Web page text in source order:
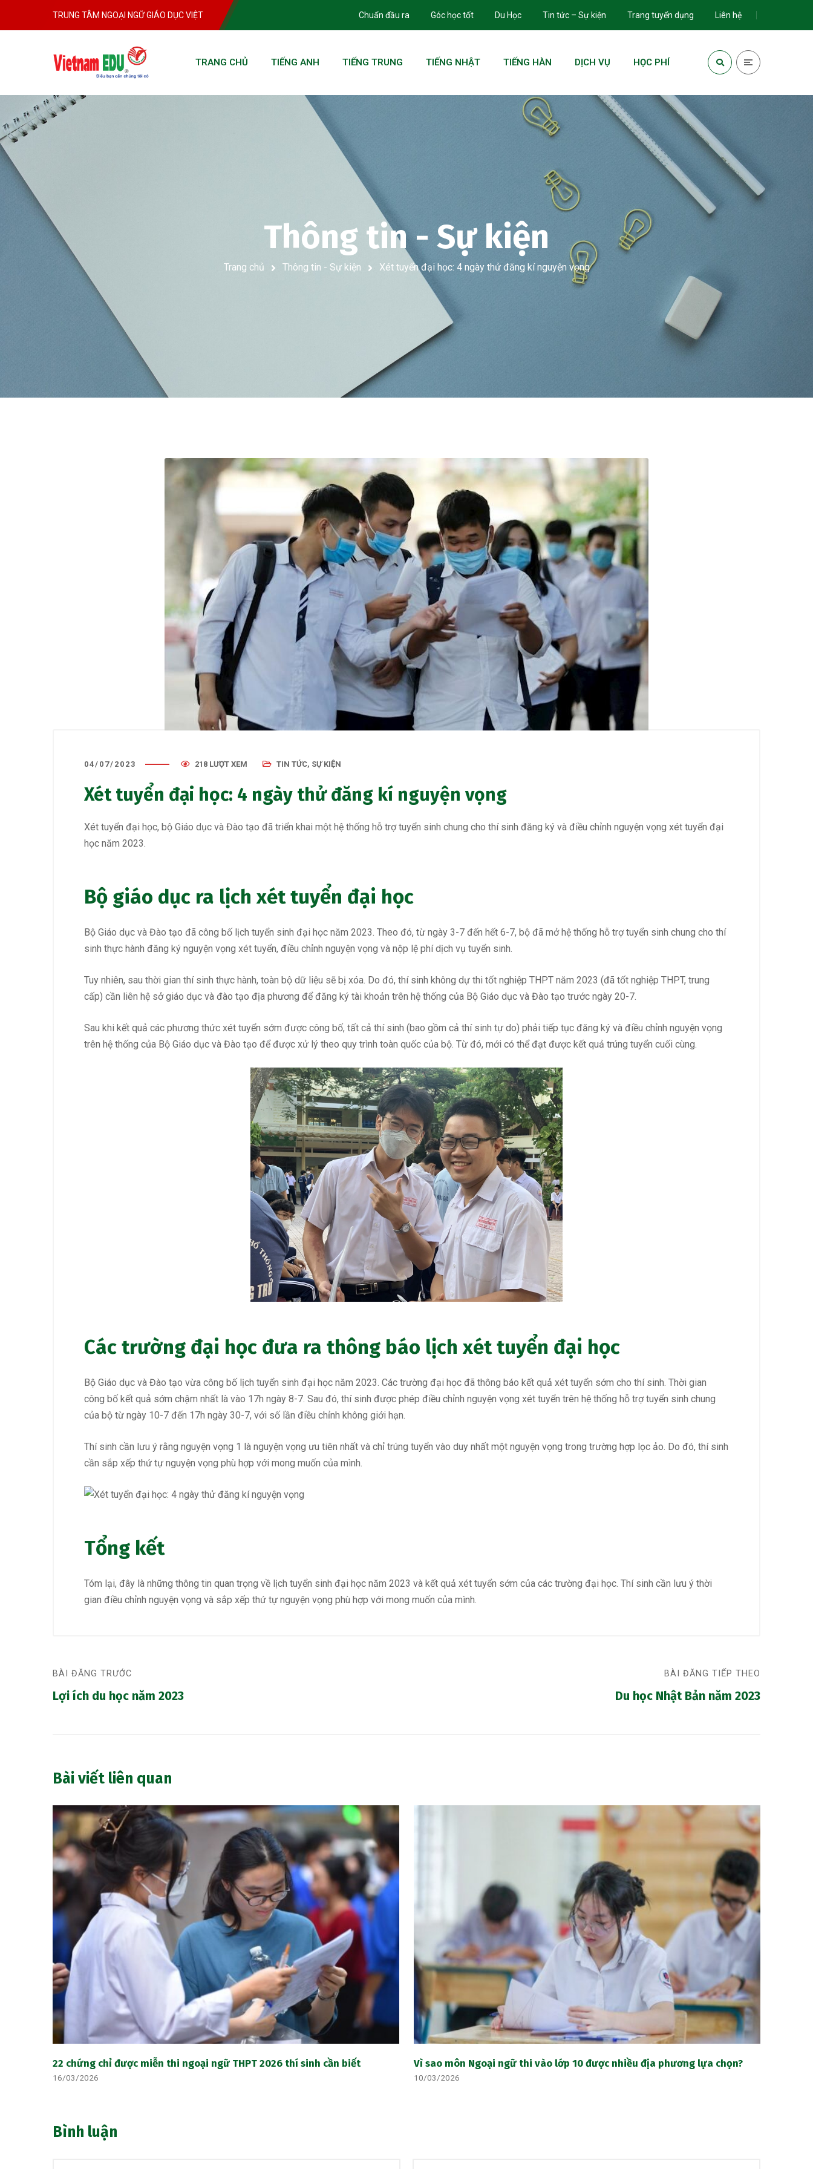
TRUNG TÂM NGOẠI NGỮ GIÁO DỤC VIỆT Chuẩn đầu ra Góc học tốt Du Học Tin tức – Sự kiện Trang tuyển dụng Liên hệ
TRANG CHỦ TIẾNG ANH TIẾNG TRUNG TIẾNG NHẬT TIẾNG HÀN DỊCH VỤ HỌC PHÍ
Thông tin - Sự kiện
Trang chủ Thông tin - Sự kiện Xét tuyển đại học: 4 ngày thử đăng kí nguyện vọng
04/07/2023 218 LƯỢT XEM TIN TỨC, SỰ KIỆN
Xét tuyển đại học: 4 ngày thử đăng kí nguyện vọng
Xét tuyển đại học, bộ Giáo dục và Đào tạo đã triển khai một hệ thống hỗ trợ tuyển sinh chung cho thí sinh đăng ký và điều chỉnh nguyện vọng xét tuyển đại
học năm 2023.
Bộ giáo dục ra lịch xét tuyển đại học
Bộ Giáo dục và Đào tạo đã công bố lịch tuyển sinh đại học năm 2023. Theo đó, từ ngày 3-7 đến hết 6-7, bộ đã mở hệ thống hỗ trợ tuyển sinh chung cho thí
sinh thực hành đăng ký nguyện vọng xét tuyển, điều chỉnh nguyện vọng và nộp lệ phí dịch vụ tuyển sinh.
Tuy nhiên, sau thời gian thí sinh thực hành, toàn bộ dữ liệu sẽ bị xóa. Do đó, thí sinh không dự thi tốt nghiệp THPT năm 2023 (đã tốt nghiệp THPT, trung
cấp) cần liên hệ sở giáo dục và đào tạo địa phương để đăng ký tài khoản trên hệ thống của Bộ Giáo dục và Đào tạo trước ngày 20-7.
Sau khi kết quả các phương thức xét tuyển sớm được công bố, tất cả thí sinh (bao gồm cả thí sinh tự do) phải tiếp tục đăng ký và điều chỉnh nguyện vọng
trên hệ thống của Bộ Giáo dục và Đào tạo để được xử lý theo quy trình toàn quốc của bộ. Từ đó, mới có thể đạt được kết quả trúng tuyển cuối cùng.
Các trường đại học đưa ra thông báo lịch xét tuyển đại học
Bộ Giáo dục và Đào tạo vừa công bố lịch tuyển sinh đại học năm 2023. Các trường đại học đã thông báo kết quả xét tuyển sớm cho thí sinh. Thời gian
công bố kết quả sớm chậm nhất là vào 17h ngày 8-7. Sau đó, thí sinh được phép điều chỉnh nguyện vọng xét tuyển trên hệ thống hỗ trợ tuyển sinh chung
của bộ từ ngày 10-7 đến 17h ngày 30-7, với số lần điều chỉnh không giới hạn.
Thí sinh cần lưu ý rằng nguyện vọng 1 là nguyện vọng ưu tiên nhất và chỉ trúng tuyển vào duy nhất một nguyện vọng trong trường hợp lọc ảo. Do đó, thí sinh
cần sắp xếp thứ tự nguyện vọng phù hợp với mong muốn của mình.
Tổng kết
Tóm lại, đây là những thông tin quan trọng về lịch tuyển sinh đại học năm 2023 và kết quả xét tuyển sớm của các trường đại học. Thí sinh cần lưu ý thời
gian điều chỉnh nguyện vọng và sắp xếp thứ tự nguyện vọng phù hợp với mong muốn của mình.
BÀI ĐĂNG TRƯỚC
Lợi ích du học năm 2023
BÀI ĐĂNG TIẾP THEO
Du học Nhật Bản năm 2023
Bài viết liên quan
22 chứng chỉ được miễn thi ngoại ngữ THPT 2026 thí sinh cần biết
16/03/2026
Vì sao môn Ngoại ngữ thi vào lớp 10 được nhiều địa phương lựa chọn?
10/03/2026
Bình luận